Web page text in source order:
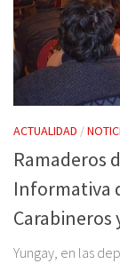
ACTUALIDAD /
Ramaderos
Informativa
Carabineros
Yungay, en las